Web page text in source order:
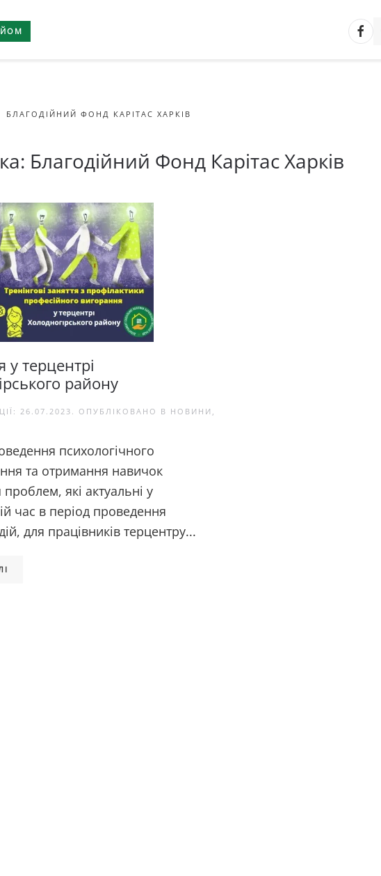
БЛАГОДІЙНИЙ ФОНД КАРІТАС ХАРКІВ
Благодійний Фонд Карітас Харків
у терцентрі
району
26.07.2023 . ОПУБЛІКОВАНО В НОВИНИ ,
психологічного
та отримання навичок
проблем, які актуальні у
час в період проведення
для працівників терцентру...